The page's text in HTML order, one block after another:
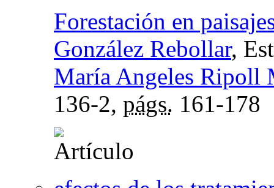
Forestación en
González Rebollar,
María Angeles Ripoll
136-2, págs. 161-178